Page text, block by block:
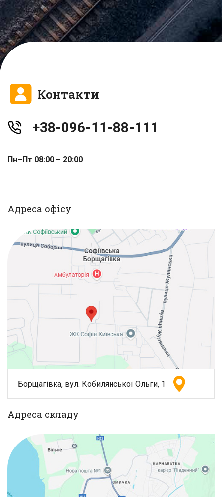
Контакти
+38-096-11-88-111
Пн–Пт 08:00 – 20:00
Адреса офісу
Борщагівка, вул. Кобилянської Ольги, 1
Адреса складу